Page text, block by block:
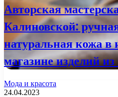
Авторская
Калиновской:
натуральная кожа в
магазине изделий
Мода и красота
24.04.2023